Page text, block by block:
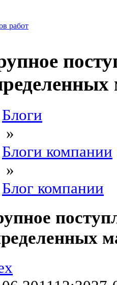
работ
Блоги
»
Блоги компании
»
Блог компании